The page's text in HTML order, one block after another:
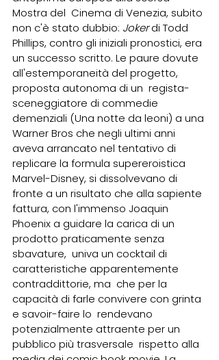
Mostra del  Cinema di Venezia, subito
non c'è stato dubbio: Joker di Todd
Phillips, contro gli iniziali pronostici, era
un successo scritto. Le paure dovute
all'estemporaneità del progetto,
proposta autonoma di un  regista-
sceneggiatore di commedie
demenziali (Una notte da leoni) a una
Warner Bros che negli ultimi anni
aveva arrancato nel tentativo di
replicare la formula supereroistica
Marvel-Disney, si dissolvevano di
fronte a un risultato che alla sapiente
fattura, con l'immenso Joaquin
Phoenix a guidare la carica di un
prodotto praticamente senza
sbavature,  univa un cocktail di
caratteristiche apparentemente
contraddittorie, ma  che per la
capacità di farle convivere con grinta
e savoir-faire lo  rendevano
potenzialmente attraente per un
pubblico più trasversale  rispetto alla